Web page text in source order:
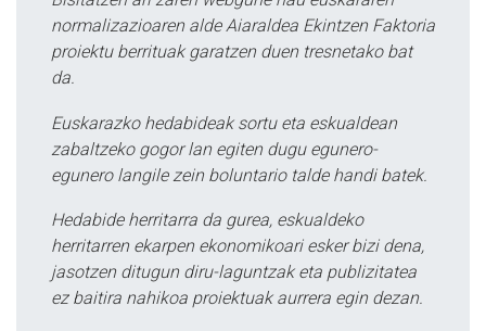
normalizazioaren alde Aiaraldea Ekintzen Faktoria
proiektu berrituak garatzen duen tresnetako bat
da.
Euskarazko hedabideak sortu eta eskualdean
zabaltzeko gogor lan egiten dugu egunero-
egunero langile zein boluntario talde handi batek.
Hedabide herritarra da gurea, eskualdeko
herritarren ekarpen ekonomikoari esker bizi dena,
jasotzen ditugun diru-laguntzak eta publizitatea
ez baitira nahikoa proiektuak aurrera egin dezan.